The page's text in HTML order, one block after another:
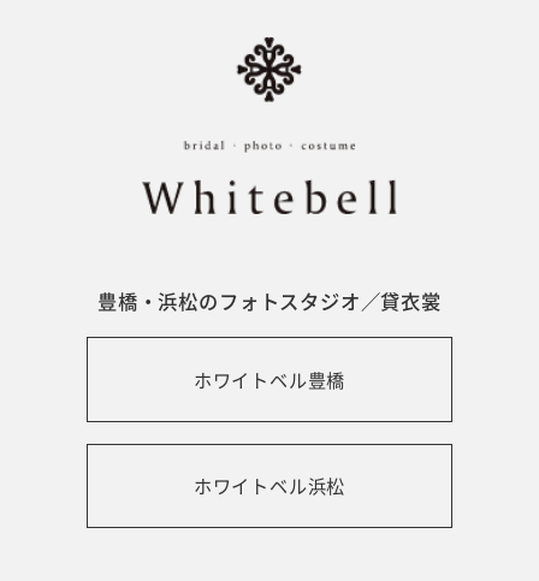
豊橋・浜松のフォトスタジオ／貸衣裳
ホワイトベル豊橋
ホワイトベル浜松